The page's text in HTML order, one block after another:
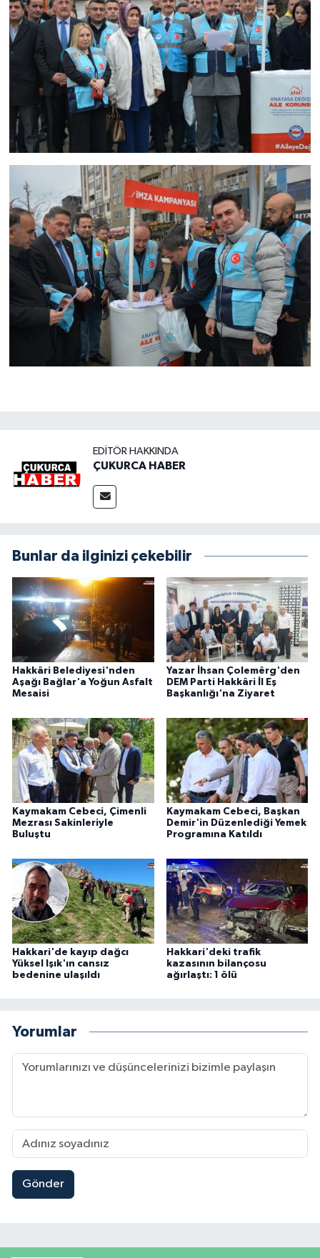
EDITÖR HAKKINDA
ÇUKURCA HABER
Bunlar da ilginizi çekebilir
Hakkâri Belediyesi'nden
Aşağı Bağlar'a Yoğun Asfalt
Mesaisi
Yazar İhsan Çolemêrg'den
DEM Parti Hakkâri İl Eş
Başkanlığı'na Ziyaret
Kaymakam Cebeci, Çimenli
Mezrası Sakinleriyle
Buluştu
Kaymakam Cebeci, Başkan
Demir'in Düzenlediği Yemek
Programına Katıldı
Hakkari'de kayıp dağcı
Yüksel Işık'ın cansız
bedenine ulaşıldı
Hakkari'deki trafik
kazasının bilançosu
ağırlaştı: 1 ölü
Yorumlar
Gönder